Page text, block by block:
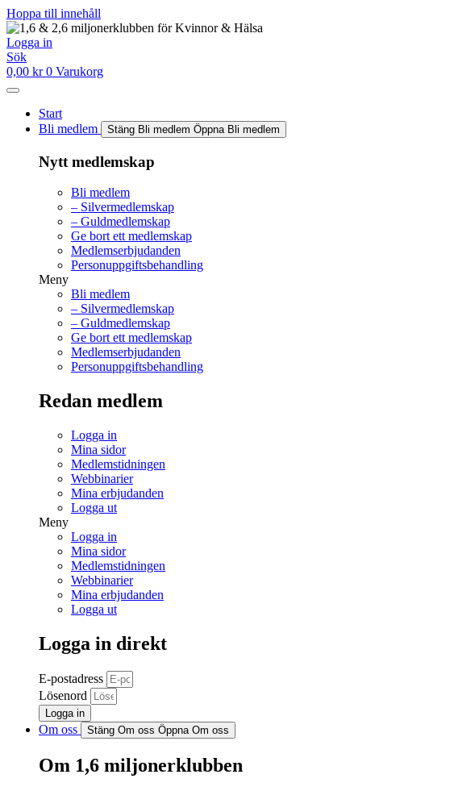
Hoppa till innehåll
Logga in
Sök
0,00 kr 0 Varukorg
Start
Bli medlem
Stäng Bli medlem Öppna Bli medlem
Nytt medlemskap
Bli medlem
– Silvermedlemskap
– Guldmedlemskap
Ge bort ett medlemskap
Medlemserbjudanden
Personuppgiftsbehandling
Meny
Bli medlem
– Silvermedlemskap
– Guldmedlemskap
Ge bort ett medlemskap
Medlemserbjudanden
Personuppgiftsbehandling
Redan medlem
Logga in
Mina sidor
Medlemstidningen
Webbinarier
Mina erbjudanden
Logga ut
Meny
Logga in
Mina sidor
Medlemstidningen
Webbinarier
Mina erbjudanden
Logga ut
Logga in direkt
E-postadress
Lösenord
Logga in
Om oss Stäng Om oss Öppna Om oss
Om 1,6 miljonerklubben